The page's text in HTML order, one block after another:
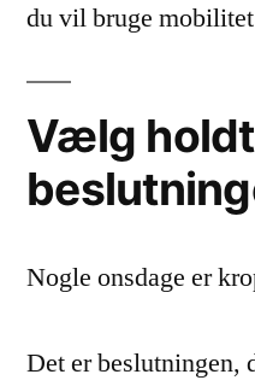
du vil bruge
Vælg
Nogle onsdage er
Det er beslutningen,